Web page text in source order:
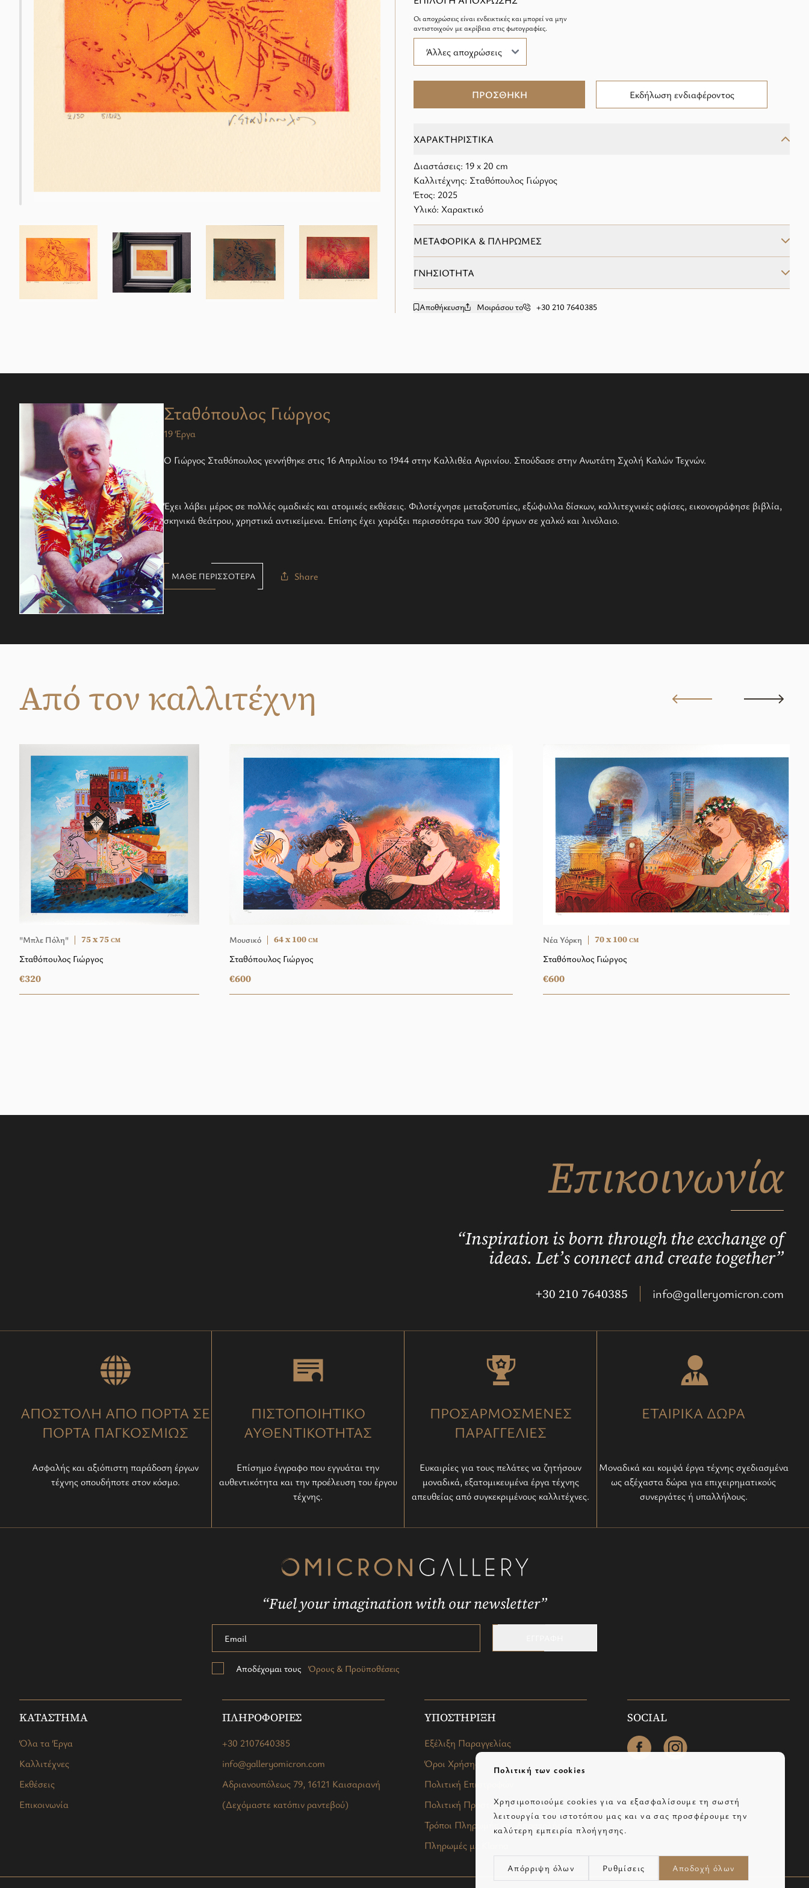
Οι αποχρώσεις είναι ενδεικτικές και μπορεί να μην
αντιστοιχούν με ακρίβεια στις φωτογραφίες.
ΠΡΟΣΘΗΚΗ Εκδήλωση ενδιαφέροντος
ΧΑΡΑΚΤΗΡΙΣΤΙΚΑ
Διαστάσεις: 19 x 20 cm
Καλλιτέχνης: Σταθόπουλος Γιώργος
Έτος: 2025
Υλικό: Χαρακτικό
ΜΕΤΑΦΟΡΙΚΑ & ΠΛΗΡΩΜΕΣ
ΓΝΗΣΙΟΤΗΤΑ
add to wishlist
Αποθήκευση Μοιράσου το +30 210 7640385
Σταθόπουλος Γιώργος
19 Έργα
Ο Γιώργος Σταθόπουλος γεννήθηκε στις 16 Απριλίου το 1944 στην Καλλιθέα Αγρινίου. Σπούδασε στην Ανωτάτη Σχολή Καλών Τεχνών.
Έχει λάβει μέρος σε πολλές ομαδικές και ατομικές εκθέσεις. Φιλοτέχνησε μεταξοτυπίες, εξώφυλλα δίσκων, καλλιτεχνικές αφίσες, εικονογράφησε βιβλία,
σκηνικά θεάτρου, χρηστικά αντικείμενα. Επίσης έχει χαράξει περισσότερα των 300 έργων σε χαλκό και λινόλαιο.
ΜΑΘΕ ΠΕΡΙΣΣΟΤΕΡΑ Share
Από τον καλλιτέχνη
"Μπλε Πόλη" 75 x 75 CM
Σταθόπουλος Γιώργος
€320
Μουσικό 64 x 100 CM
Σταθόπουλος Γιώργος
€600
Nέα Υόρκη 70 x 100 CM
Σταθόπουλος Γιώργος
€600
Επικοινωνία
“Inspiration is born through the exchange of
ideas. Let’s connect and create together”
+30 210 7640385 info@galleryomicron.com
ΑΠΟΣΤΟΛΗ ΑΠΟ ΠΟΡΤΑ ΣΕ
ΠΟΡΤΑ ΠΑΓΚΟΣΜΙΩΣ
Ασφαλής και αξιόπιστη παράδοση έργων
τέχνης οπουδήποτε στον κόσμο.
ΠΙΣΤΟΠΟΙΗΤΙΚΟ
ΑΥΘΕΝΤΙΚΟΤΗΤΑΣ
Επίσημο έγγραφο που εγγυάται την
αυθεντικότητα και την προέλευση του έργου
τέχνης.
ΠΡΟΣΑΡΜΟΣΜΕΝΕΣ
ΠΑΡΑΓΓΕΛΙΕΣ
Ευκαιρίες για τους πελάτες να ζητήσουν
μοναδικά, εξατομικευμένα έργα τέχνης
απευθείας από συγκεκριμένους καλλιτέχνες.
ΕΤΑΙΡΙΚΑ ΔΩΡΑ
Μοναδικά και κομψά έργα τέχνης σχεδιασμένα
ως αξέχαστα δώρα για επιχειρηματικούς
συνεργάτες ή υπαλλήλους.
“Fuel your imagination with our newsletter”
Αποδέχομαι τους Όρους & Προϋποθέσεις
ΚΑΤΑΣΤΗΜΑ
Όλα τα Έργα
Καλλιτέχνες
Εκθέσεις
Επικοινωνία
ΠΛΗΡΟΦΟΡΙΕΣ
+30 2107640385
info@galleryomicron.com
Αδριανουπόλεως 79, 16121 Καισαριανή
(Δεχόμαστε κατόπιν ραντεβού)
ΥΠΟΣΤΗΡΙΞΗ
Εξέλιξη Παραγγελίας
Όροι Χρήσης
Πολιτική Επιστροφών
Πολιτική Προστασίας
Τρόποι Πληρωμής και Αποστολής
Πληρωμές με Klarna
SOCIAL
facebook instagram
Πολιτική των cookies
Χρησιμοποιούμε cookies για να εξασφαλίσουμε τη σωστή
λειτουργία του ιστοτόπου μας και να σας προσφέρουμε την
καλύτερη εμπειρία πλοήγησης.
Απόρριψη όλων Ρυθμίσεις Αποδοχή όλων